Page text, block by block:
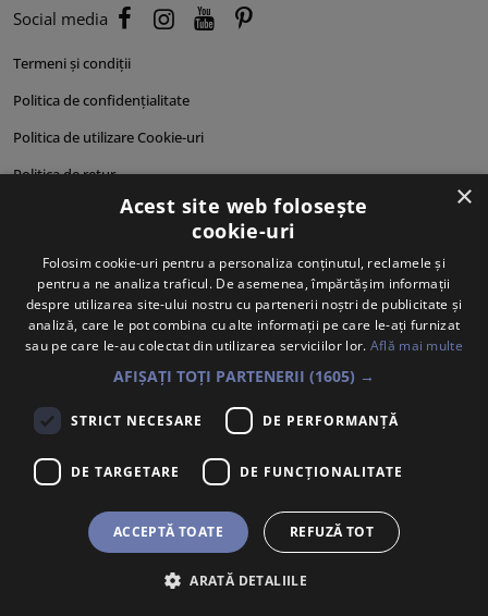
Social media
Termeni și condiții
Politica de confidențialitate
Politica de utilizare Cookie-uri
Politica de retur
Cum se livrează?
Despre noi
Personalități produse
×
Acest site web folosește
cookie-uri
Folosim cookie-uri pentru a personaliza conținutul, reclamele și
pentru a ne analiza traficul. De asemenea, împărtășim informații
despre utilizarea site-ului nostru cu partenerii noștri de publicitate și
analiză, care le pot combina cu alte informații pe care le-ați furnizat
sau pe care le-au colectat din utilizarea serviciilor lor. Află mai multe
AFIȘAȚI TOȚI PARTENERII (1605) →
STRICT NECESARE DE PERFORMANȚĂ
DE TARGETARE DE FUNCŢIONALITATE
ACCEPTĂ TOATE REFUZĂ TOT
ARATĂ DETALIILE